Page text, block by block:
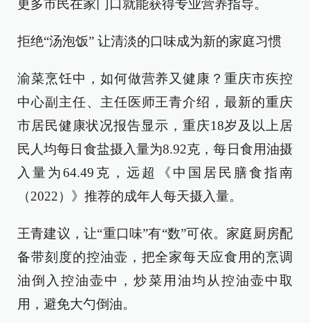
更多市民在家门口就能获得专业营养指导。
拒绝“汤泡饭” 让清淡的口味成为新的家庭习惯
渝菜烹饪中，如何做营养又健康？重庆市疾控
中心副主任、主任医师王青介绍，最新的重庆
市居民健康状况报告显示，重庆18岁及以上居
民人均每日食盐摄入量为8.92克，每日食用油摄
入量为64.49克，远超《中国居民膳食指南
（2022）》推荐的成年人每天摄入量。
王青建议，让“重口味”有“数”可依。家庭厨房配
备带刻度的控油壶，把全家每天应食用的烹调
油倒入控油壶中，炒菜用油均从控油壶中取
用，避免大勺倒油。